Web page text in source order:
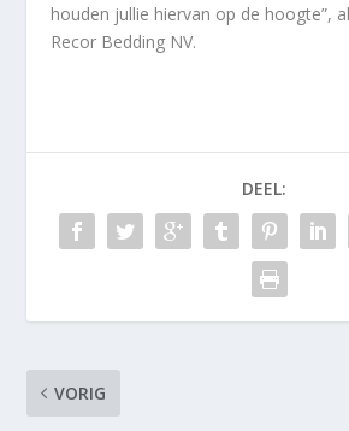
houden jullie hiervan op de hoogte”,
Recor Bedding NV.
DEEL:
VORIG